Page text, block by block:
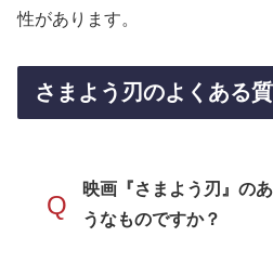
性があります。
さまよう刃のよくある
Q
映画『さまよう刃』の
うなものですか？